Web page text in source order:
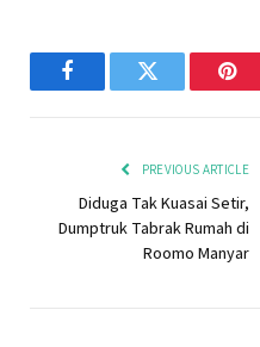
FacebookTwitter
PREVIOUS ARTICLE
Diduga Tak Kuasai Setir,
Dumptruk Tabrak Rumah di
Roomo Manyar